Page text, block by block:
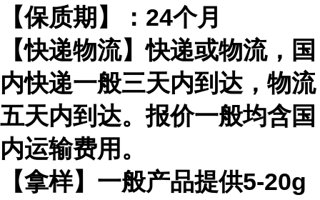
【保质期】： 24个月
【快递物流】快递或物流，国
内快递一般三天内到达，物流
五天内到达。报价一般均含国
内运输费用。
【拿样】一般产品提供5-20g